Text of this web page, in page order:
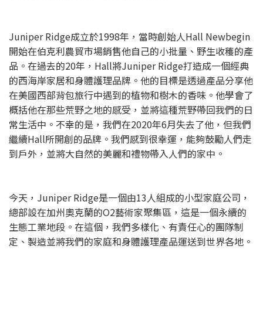
Juniper Ridge成立於1998年，當時創始人Hall Newbegin
開始在伯克利農貿市場銷售他自己的小批量、野生收穫的產
品。在過去的20年，Hall將Juniper Ridge打造成一個經典
的西海岸家居和身體護理品牌。他的目標是透過產品分享他
在美國西部背包旅行中遇到的植物和樹木的香味。他學會了
概括他在那些荒野之地的感受，並將這種荒野帶回我們的日
常生活中。不幸的是，我們在2020年6月失去了他，但我們
繼續Hall所開創的品牌。我們感到很幸運，能夠鼓勵人們走
到戶外，並將大自然的美麗和禮物帶入人們的家中。
今天，Juniper Ridge是一個由13人組成的小型家庭公司，
總部設在加州奧克蘭的O2藝術家聚集區，這是一個永續的
生態工業地段。在這個，我們多樣化、有責任心的團隊制
定、製造並將我們的家庭和身體護理產品運送到世界各地。